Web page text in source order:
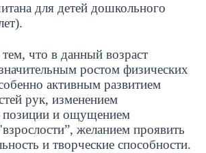
для детей дошкольного
что в данный возраст
ростом физических
активным развитием
рук, изменением
позиции и ощущением
желанием проявить
и творческие способности.